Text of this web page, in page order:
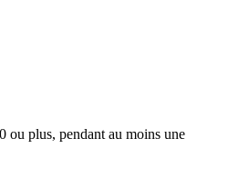
ou plus, pendant au moins une